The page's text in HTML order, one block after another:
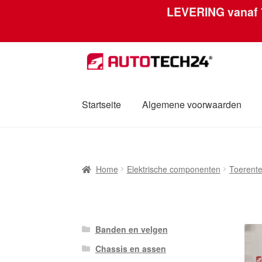
LEVERING vanaf
Skip
to
Skip
to
Startseite Algemene voorwaarden
Mijn accountOver onsPrivacybeleid
Home Elektrische componenten
Banden en velgen
Chassis en assen